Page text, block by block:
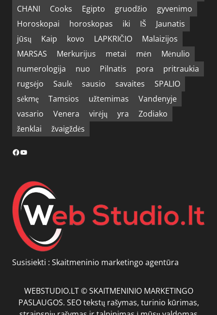
CHANI
Cooks Egipto gruodžio
gyvenimo
Horoskopai
horoskopas iki IŠ
Jaunatis
jūsų
Kaip kovo LAPKRIČIO
Malaizijos
MARSAS
Merkurijus metai mėn
Mėnulio
numerologija
nuo Pilnatis pora
pritraukia
rugsėjo
Saulė sausio savaites
SPALIO
sėkmę
Tamsios užtemimas
Vandenyje
vasario
Venera virėjų yra
Zodiako
ženklai
žvaigždės
Facebook
YouTube
Susisiekti : Skaitmeninio marketingo agentūra
WEBSTUDIO.LT © SKAITMENINIO MARKETINGO
PASLAUGOS. SEO tekstų rašymas, turinio kūrimas,